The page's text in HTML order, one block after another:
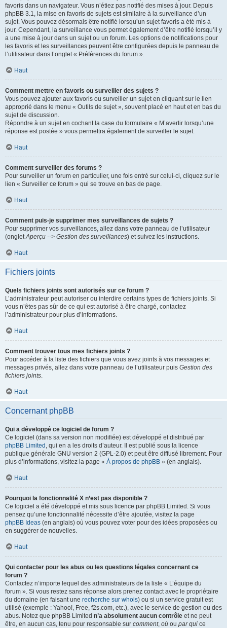
favoris dans un navigateur. Vous n’étiez pas notifié des mises à jour. Depuis
phpBB 3.1, la mise en favoris de sujets est similaire à la surveillance d’un
sujet. Vous pouvez désormais être notifié lorsqu’un sujet favoris a été mis à
jour. Cependant, la surveillance vous permet également d’être notifié lorsqu’il y
a une mise à jour dans un sujet ou un forum. Les options de notifications pour
les favoris et les surveillances peuvent être configurées depuis le panneau de
l’utilisateur dans l’onglet « Préférences du forum ».
Haut
Comment mettre en favoris ou surveiller des sujets ?
Vous pouvez ajouter aux favoris ou surveiller un sujet en cliquant sur le lien
approprié dans le menu « Outils de sujet », souvent placé en haut et en bas du
sujet de discussion.
Répondre à un sujet en cochant la case du formulaire « M’avertir lorsqu’une
réponse est postée » vous permettra également de surveiller le sujet.
Haut
Comment surveiller des forums ?
Pour surveiller un forum en particulier, une fois entré sur celui-ci, cliquez sur le
lien « Surveiller ce forum » qui se trouve en bas de page.
Haut
Comment puis-je supprimer mes surveillances de sujets ?
Pour supprimer vos surveillances, allez dans votre panneau de l’utilisateur
(ongletAperçu --> Gestion des surveillances) et suivez les instructions.
Haut
Fichiers joints
Quels fichiers joints sont autorisés sur ce forum ?
L’administrateur peut autoriser ou interdire certains types de fichiers joints. Si
vous n’êtes pas sûr de ce qui est autorisé à être chargé, contactez
l’administrateur pour plus d’informations.
Haut
Comment trouver tous mes fichiers joints ?
Pour accéder à la liste des fichiers que vous avez joints à vos messages et
messages privés, allez dans votre panneau de l’utilisateur puis Gestion des
fichiers joints.
Haut
Concernant phpBB
Qui a développé ce logiciel de forum ?
Ce logiciel (dans sa version non modifiée) est développé et distribué par
phpBB Limited , qui en a les droits d’auteur. Il est publié sous la licence
publique générale GNU version 2 (GPL-2.0) et peut être diffusé librement. Pour
plus d’informations, visitez la page « À propos de phpBB » (en anglais).
Haut
Pourquoi la fonctionnalité X n’est pas disponible ?
Ce logiciel a été développé et mis sous licence par phpBB Limited. Si vous
pensez qu’une fonctionnalité nécessite d’être ajoutée, visitez la page
phpBB Ideas (en anglais) où vous pouvez voter pour des idées proposées ou
en suggérer de nouvelles.
Haut
Qui contacter pour les abus ou les questions légales concernant ce
forum ?
Contactez n’importe lequel des administrateurs de la liste « L’équipe du
forum ». Si vous restez sans réponse alors prenez contact avec le propriétaire
du domaine (en faisant une recherche sur whois) ou si un service gratuit est
utilisé (exemple : Yahoo!, Free, f2s.com, etc.), avec le service de gestion ou des
abus. Notez que phpBB Limited n’a absolument aucun contrôle et ne peut
être, en aucun cas, tenu pour responsable sur comment, où ou par qui ce